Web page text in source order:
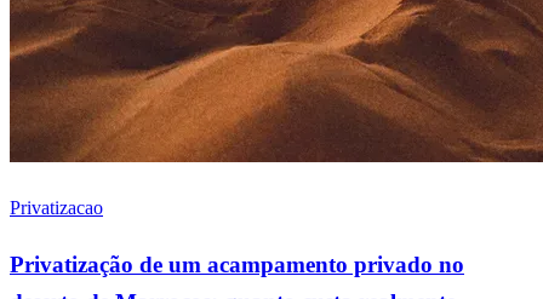
Privatizacao
Privatização de um acampamento privado no